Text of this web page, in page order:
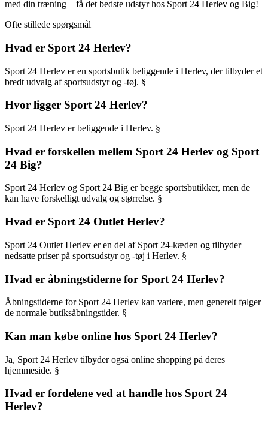
med din træning – få det bedste udstyr hos Sport 24 Herlev og Big!
Ofte stillede spørgsmål
Hvad er Sport 24 Herlev?
Sport 24 Herlev er en sportsbutik beliggende i Herlev, der tilbyder et
bredt udvalg af sportsudstyr og -tøj. §
Hvor ligger Sport 24 Herlev?
Sport 24 Herlev er beliggende i Herlev. §
Hvad er forskellen mellem Sport 24 Herlev og Sport
24 Big?
Sport 24 Herlev og Sport 24 Big er begge sportsbutikker, men de
kan have forskelligt udvalg og størrelse. §
Hvad er Sport 24 Outlet Herlev?
Sport 24 Outlet Herlev er en del af Sport 24-kæden og tilbyder
nedsatte priser på sportsudstyr og -tøj i Herlev. §
Hvad er åbningstiderne for Sport 24 Herlev?
Åbningstiderne for Sport 24 Herlev kan variere, men generelt følger
de normale butiksåbningstider. §
Kan man købe online hos Sport 24 Herlev?
Ja, Sport 24 Herlev tilbyder også online shopping på deres
hjemmeside. §
Hvad er fordelene ved at handle hos Sport 24
Herlev?